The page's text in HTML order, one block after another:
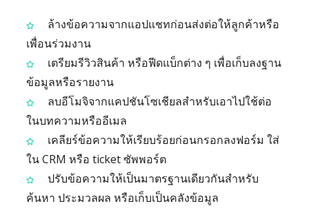
ล้างข้อความจากแอปแชทก่อนส่งต่อให้ลูกค้าหรือ
เพื่อนร่วมงาน
เตรียมรีวิวสินค้า หรือฟีดแบ็กต่าง ๆ เพื่อเก็บลงฐาน
ข้อมูลหรือรายงาน
ลบอีโมจิจากแคปชันโซเชียลสำหรับเอาไปใช้ต่อ
ในบทความหรืออีเมล
เคลียร์ข้อความให้เรียบร้อยก่อนกรอกลงฟอร์ม ใส่
ใน CRM หรือ ticket ซัพพอร์ต
ปรับข้อความให้เป็นมาตรฐานเดียวกันสำหรับ
ค้นหา ประมวลผล หรือเก็บเป็นคลังข้อมูล